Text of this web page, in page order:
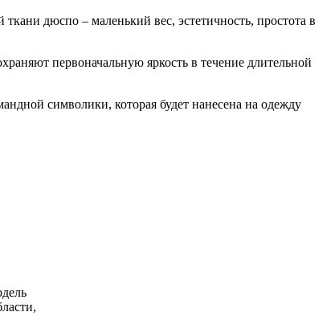
дюспо – маленький вес, эстетичность, простота в
первоначальную яркость в течение длительной
символики, которая будет нанесена на одежду